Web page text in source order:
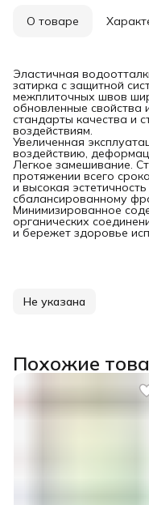
О товаре
Эластичная
затирка с защитной
межплиточных швов
обновленные
стандарты качества и
воздействиям.
Увеличенная
воздействию,
Легкое замешивание.
протяжении всего
и высокая
сбалансированному
Минимизированное
органических
и бережет здоровье
Не указана
Похожие